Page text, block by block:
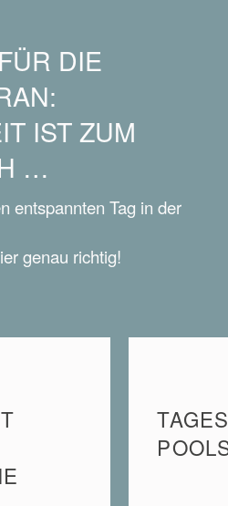
DIE
IST ZUM
…
entspannten Tag in der
genau richtig!